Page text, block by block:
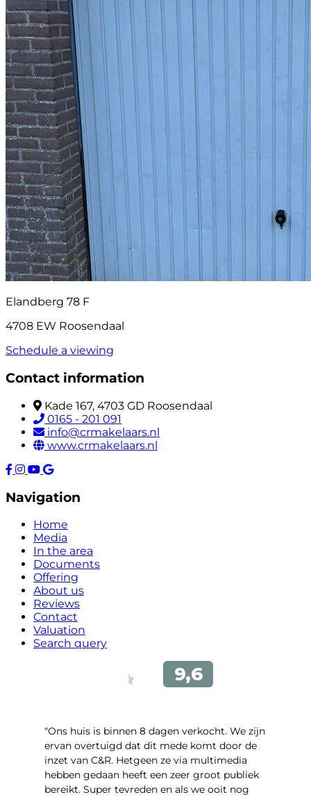
Elandberg 78 F
4708 EW Roosendaal
Schedule a viewing
Contact information
Kade 167, 4703 GD Roosendaal
0165 - 201 091
info@crmakelaars.nl
www.crmakelaars.nl
Navigation
Home
Media
In the area
Documents
Offering
About us
Reviews
Contact
Valuation
Search query
“Ons huis is binnen 8 dagen verkocht. We zijn
ervan overtuigd dat dit mede komt door de
inzet van C&R. Hetgeen ze via multimedia
hebben gedaan heeft een zeer groot publiek
bereikt. Super tevreden en als we ooit nog